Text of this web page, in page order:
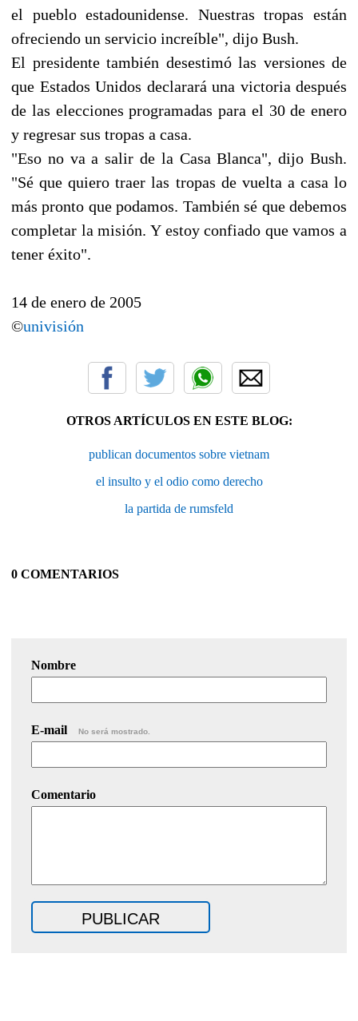
el pueblo estadounidense. Nuestras tropas están
ofreciendo un servicio increíble", dijo Bush.
El presidente también desestimó las versiones de
que Estados Unidos declarará una victoria después
de las elecciones programadas para el 30 de enero
y regresar sus tropas a casa.
"Eso no va a salir de la Casa Blanca", dijo Bush.
"Sé que quiero traer las tropas de vuelta a casa lo
más pronto que podamos. También sé que debemos
completar la misión. Y estoy confiado que vamos a
tener éxito".
14 de enero de 2005
©univisión
OTROS ARTÍCULOS EN ESTE BLOG:
publican documentos sobre vietnam
el insulto y el odio como derecho
la partida de rumsfeld
0 COMENTARIOS
Nombre
E-mail No será mostrado.
Comentario